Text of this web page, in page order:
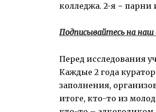
колледжа. 2-я − парни
Подписывайтесь на наш
Перед исследования
Каждые 2 года
заполнения,
итоге, кто-то из